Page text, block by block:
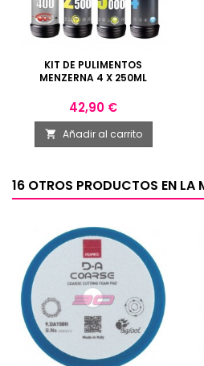
KIT DE PULIMENTOS
MENZERNA 4 X 250ML
Precio
42,90 €
 Añadir al carrito
16 OTROS PRODUCTOS EN LA